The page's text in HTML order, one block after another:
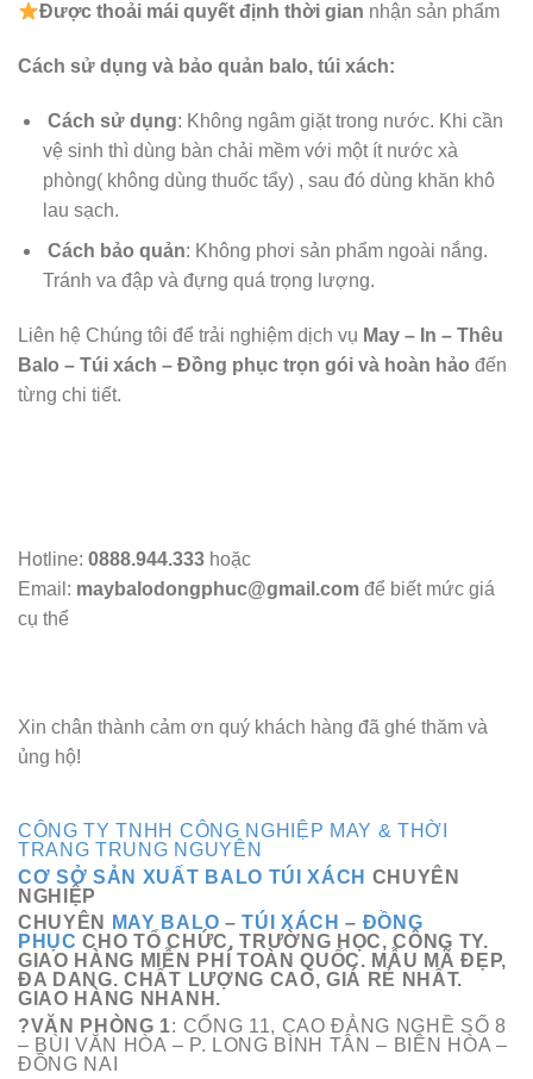
Đượcthoải mái quyết định thời gian nhận sản phẩm
Cách sử dụng và bảo quản balo, túi xách:
Cách sử dụng: Không ngâm giặt trong nước. Khi cần
vệ sinh thì dùng bàn chải mềm với một ít nước xà
phòng( không dùng thuốc tẩy) , sau đó dùng khăn khô
lau sạch.
Cách bảo quản: Không phơi sản phẩm ngoài nắng.
Tránh va đập và đựng quá trọng lượng.
Liên hệ Chúng tôi để trải nghiệm dịch vụ May – In – Thêu
Balo – Túi xách – Đồng phục trọn gói và hoàn hảo đến
từng chi tiết.
Hotline: 0888.944.333 hoặc
Email: maybalodongphuc@gmail.com để biết mức giá
cụ thể
Xin chân thành cảm ơn quý khách hàng đã ghé thăm và
ủng hộ!
CÔNG TY TNHH CÔNG NGHIỆP MAY & THỜI
TRANG TRUNG NGUYÊN
CƠ SỞ SẢN XUẤT BALO TÚI XÁCH CHUYÊN
NGHIỆP
CHUYÊN
MAY BALO –TÚI XÁCH – ĐỒNG
PHỤC CHO TỔ CHỨC, TRƯỜNG HỌC, CÔNG TY.
GIAO HÀNG MIỄN PHÍ TOÀN QUỐC. MẪU MÃ ĐẸP,
ĐA DANG. CHẤT LƯỢNG CAO, GIÁ RẺ NHẤT.
GIAO HÀNG NHANH.
?VĂN PHÒNG 1: CỔNG 11, CAO ĐẲNG NGHỀ SỐ 8
– BÙI VĂN HÒA – P. LONG BÌNH TÂN – BIÊN HÒA –
ĐỒNG NAI